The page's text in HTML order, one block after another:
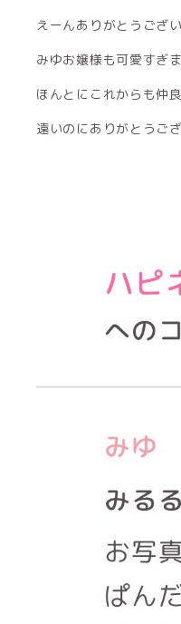
えーんありがとうござ
みゆお嬢様も可愛すぎ
ほんとにこれからも仲
遠いのにありがとうご